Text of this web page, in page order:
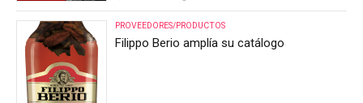
PROVEEDORES/PRODUCTOS
Filippo Berio amplía su catálogo